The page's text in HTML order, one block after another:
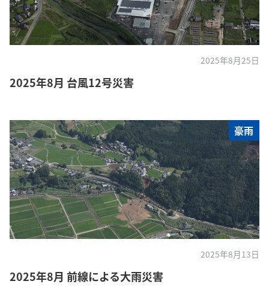
2025年8月25日
2025年8月 台風12号災害
豪雨
2025年8月13日
2025年8月 前線による大雨災害